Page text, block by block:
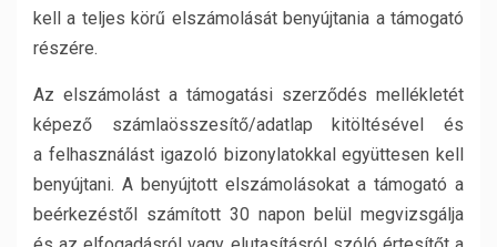
kell a teljes körű elszámolását benyújtania a támogató
részére.
Az elszámolást a támogatási szerződés mellékletét
képező számlaösszesítő/adatlap kitöltésével és
a felhasználást igazoló bizonylatokkal együttesen kell
benyújtani. A benyújtott elszámolásokat a támogató a
beérkezéstől számított 30 napon belül megvizsgálja